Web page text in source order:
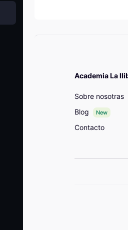
Academia La
Sobre nosotras
Blog
New
Contacto